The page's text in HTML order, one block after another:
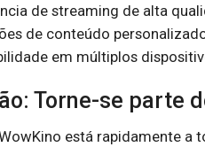
de streaming de alta
de conteúdo
em múltiplos
Torne-se parte
está rapidamente